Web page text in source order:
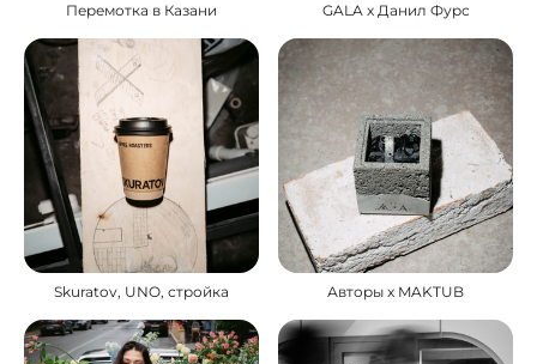
Перемотка в Казани GALA x Данил Фурс
Skuratov, UNO, стройка Авторы x MAKTUB